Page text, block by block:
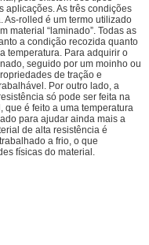
aplicações. As três condições
As-rolled é um termo utilizado
material “laminado”. Todas as
a condição recozida quanto
temperatura. Para adquirir o
seguido por um moinho ou
de tração e
Por outro lado, a
só pode ser feita na
que é feito a uma temperatura
para ajudar ainda mais a
de alta resistência é
a frio, o que
físicas do material.